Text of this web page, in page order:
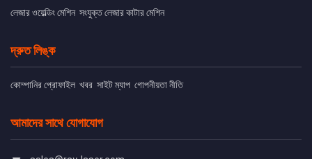
লেজার ওয়েল্ডিং মেশিন সংযুক্ত লেজার কাটার মেশিন
দ্রুত লিঙ্ক
কোম্পানির প্রোফাইল খবর সাইট ম্যাপ গোপনীয়তা নীতি
আমাদের সাথে যোগাযোগ